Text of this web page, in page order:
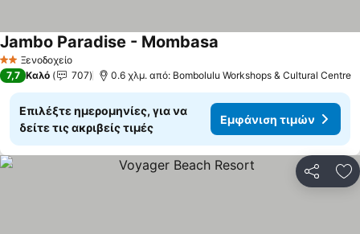
2 ΑστέριαΞενοδοχείο
Jambo Paradise - Mombasa
7,7 Καλό 707 0.6 χλμ. από: Bombolulu Workshops & Cultural Centre
Επιλέξτε ημερομηνίες, για να
δείτε τις ακριβείς τιμές
Εμφάνιση τιμών